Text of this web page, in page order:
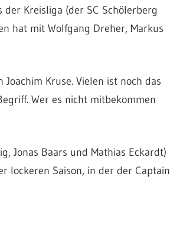
Kreisliga (der SC Schölerberg
hat mit Wolfgang Dreher, Markus
Kruse. Vielen ist noch das
Wer es nicht mitbekommen
Jonas Baars und Mathias Eckardt)
lockeren Saison, in der der Captain